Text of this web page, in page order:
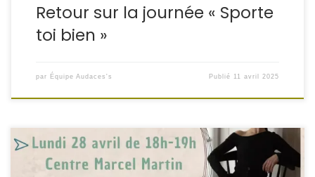
Retour sur la journée « Sporte
toi bien »
par Équipe Audaces's Publié 11 avril 2025